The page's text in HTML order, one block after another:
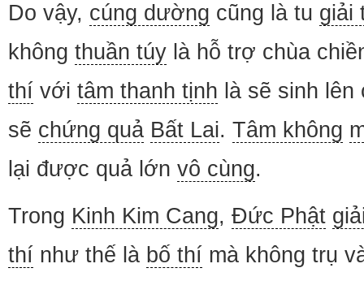
Do vậy, cúng dường cũng là tu giải
không thuần túy là hỗ trợ chùa
thí với tâm thanh tịnh là sẽ sinh
sẽ chứng quả Bất Lai. Tâm không
lại được quả lớn vô cùng.
Trong Kinh Kim Cang, Đức Phật
thí như thế là bố thí mà không trụ